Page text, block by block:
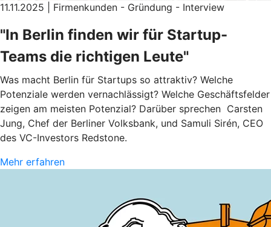
11.11.2025 | Firmenkunden - Gründung - Interview
"In Berlin finden wir für Startup-
Teams die richtigen Leute"
Was macht Berlin für Startups so attraktiv? Welche
Potenziale werden vernachlässigt? Welche Geschäftsfelder
zeigen am meisten Potenzial? Darüber sprechen Carsten
Jung, Chef der Berliner Volksbank, und Samuli Sirén, CEO
des VC-Investors Redstone.
Mehr erfahren